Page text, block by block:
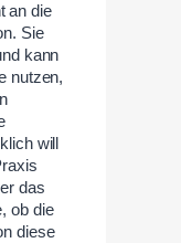
an die
Sie
kann
nutzen,
will
das
ob die
diese